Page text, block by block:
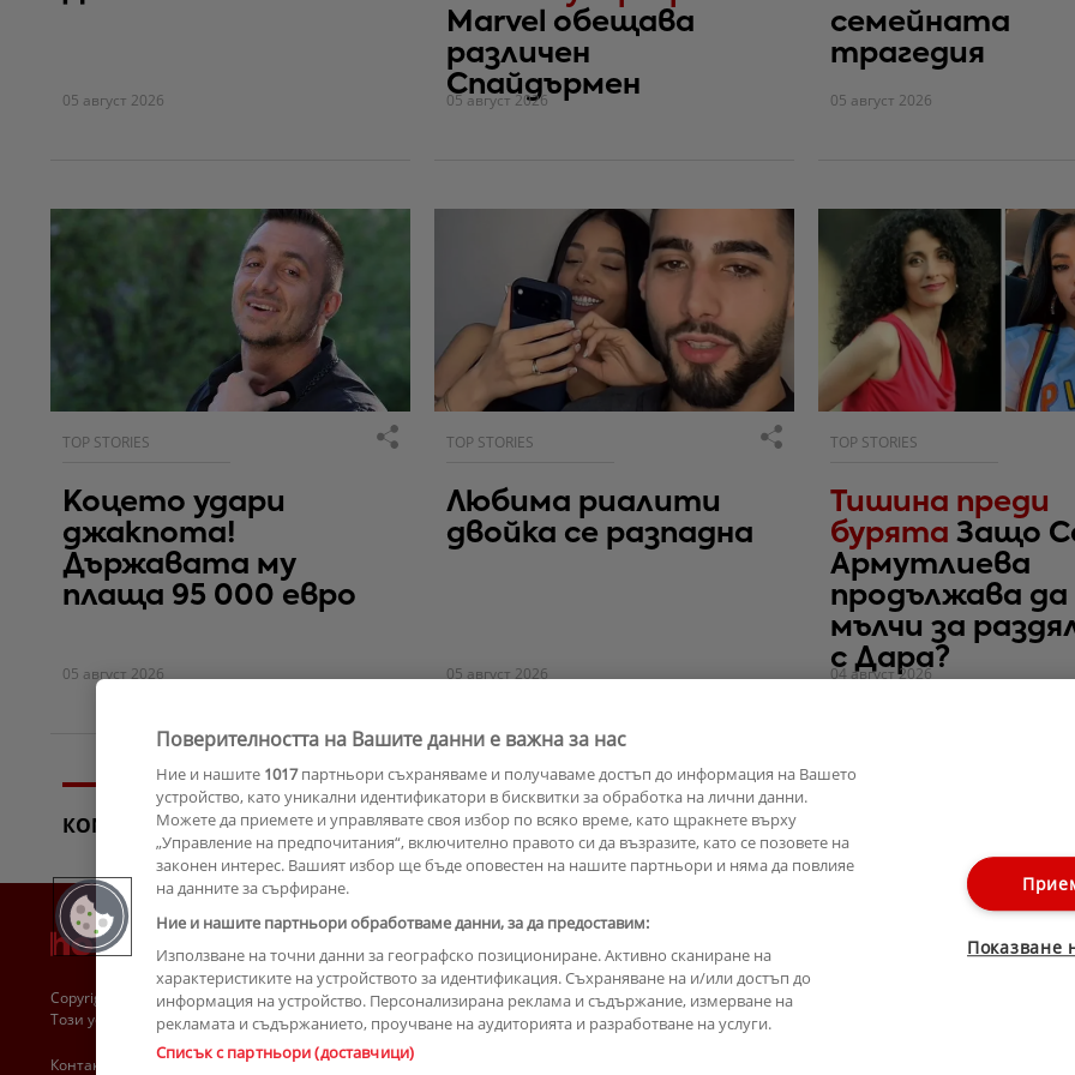
05 август 2026
Marvel обещава
различен
Спайдърмен
05 август 2026
семейната
трагедия
05 август 2026
TOP STORIES
Коцето удари
джакпота!
Държавата му
плаща 95 000 евро
05 август 2026
TOP STORIES
Любима риалити
двойка се разпадна
05 август 2026
TOP STORIES
Тишина преди
бурята Защо
Армутлиева
продължава да
мълчи за
с Дара?
04 август 2026
КОМЕНТАРИ
Copyright © 2007-2026 Hotnews.bg. Всички права запазени.
Този уебсайт е собственост на Sportal Media Group
Контакти За рекламa Общи условия Етични правила на НСС
Поверителността на Вашите данни е важна за нас
Ние и нашите 1017партньори съхраняваме и получаваме достъп до информация на Вашето
устройство, като уникални идентификатори в бисквитки за обработка на лични данни.
Можете да приемете и управлявате своя избор по всяко време, като щракнете върху
„Управление на предпочитания“, включително правото си да възразите, като се позовете на
законен интерес. Вашият избор ще бъде оповестен на нашите партньори и няма да повлияе
на данните за сърфиране.
Ние и нашите партньори обработваме данни, за да предоставим:
Използване на точни данни за географско позициониране. Активно сканиране на
характеристиките на устройството за идентификация. Съхраняване на и/или достъп до
информация на устройство. Персонализирана реклама и съдържание, измерване на
рекламата и съдържанието, проучване на аудиторията и разработване на услуги.
Списък с партньори (доставчици)
Показване